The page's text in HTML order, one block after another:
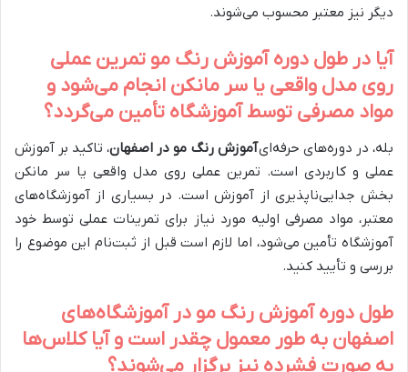
دیگر نیز معتبر محسوب می‌شوند.
آیا در طول دوره آموزش رنگ مو تمرین عملی
روی مدل واقعی یا سر مانکن انجام می‌شود و
مواد مصرفی توسط آموزشگاه تأمین می‌گردد؟
بله، در دوره‌های حرفه‌ایآموزش رنگ مو در اصفهان، تاکید بر آموزش
عملی و کاربردی است. تمرین عملی روی مدل واقعی یا سر مانکن
بخش جدایی‌ناپذیری از آموزش است. در بسیاری از آموزشگاه‌های
معتبر، مواد مصرفی اولیه مورد نیاز برای تمرینات عملی توسط خود
آموزشگاه تأمین می‌شود، اما لازم است قبل از ثبت‌نام این موضوع را
بررسی و تأیید کنید.
طول دوره آموزش رنگ مو در آموزشگاه‌های
اصفهان به طور معمول چقدر است و آیا کلاس‌ها
به صورت فشرده نیز برگزار می‌شوند؟